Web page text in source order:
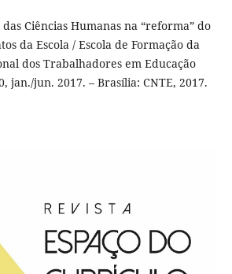
Ciências Humanas na “reforma” do
da Escola / Escola de Formação da
dos Trabalhadores em Educação
jan./jun. 2017. – Brasília: CNTE, 2017.